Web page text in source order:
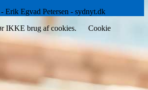
Erik Egvad Petersen - sydnyt.dk
IKKE brug af cookies.
Cookie